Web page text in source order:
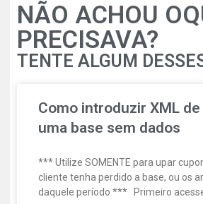
NÃO ACHOU
PRECISAVA?
TENTE ALGUM
Como introduzir XML de
uma base sem dados
*** Utilize SOMENTE para upar
cliente tenha perdido a base, ou os
daquele período *** Primeiro